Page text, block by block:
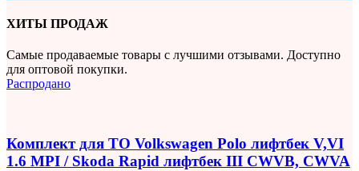
ХИТЫ ПРОДАЖ
Самые продаваемые товары с лучшими отзывами. Доступно
для оптовой покупки.
Распродано
Комплект для ТО Volkswagen Polo лифтбек V,VI
1.6 MPI / Skoda Rapid лифтбек III CWVB, CWVA